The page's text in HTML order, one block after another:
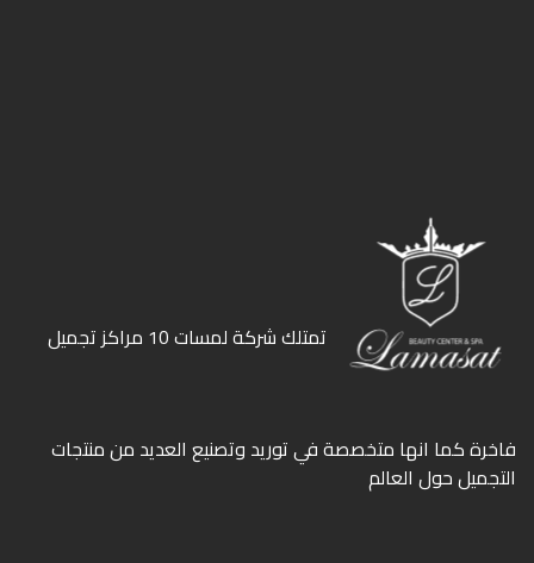
ﺗﻤﺘﻠﻚ ﺷﺮﻛﺔ ﻟﻤﺴﺎت 10 ﻣﺮاﻛﺰ ﺗﺠﻤﻴﻞ
ﻓﺎﺧﺮة كما انها ﻣﺘﺨﺼﺼﺔ ﻓﻲ ﺗﻮرﻳﺪ وﺗﺼﻨﻴﻊ اﻟﻌﺪﻳﺪ ﻣﻦ ﻣﻨﺘﺠﺎت
اﻟﺘﺠﻤﻴﻞ ﺣﻮل اﻟﻌﺎﻟﻢ